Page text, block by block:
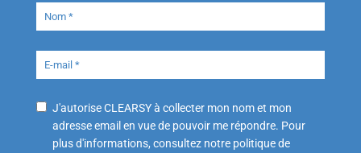
J'autorise CLEARSY à collecter mon nom et mon
adresse email en vue de pouvoir me répondre. Pour
plus d'informations, consultez notre politique de